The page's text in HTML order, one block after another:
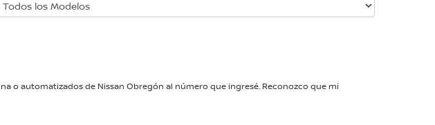
o automatizados de Nissan Obregón al número que ingresé. Reconozco que mi